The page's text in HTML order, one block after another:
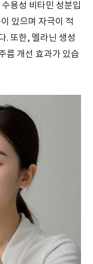
용성 비타민 성분입
있으며 자극이 적
. 또한, 멜라닌 생성
름 개선 효과가 있습